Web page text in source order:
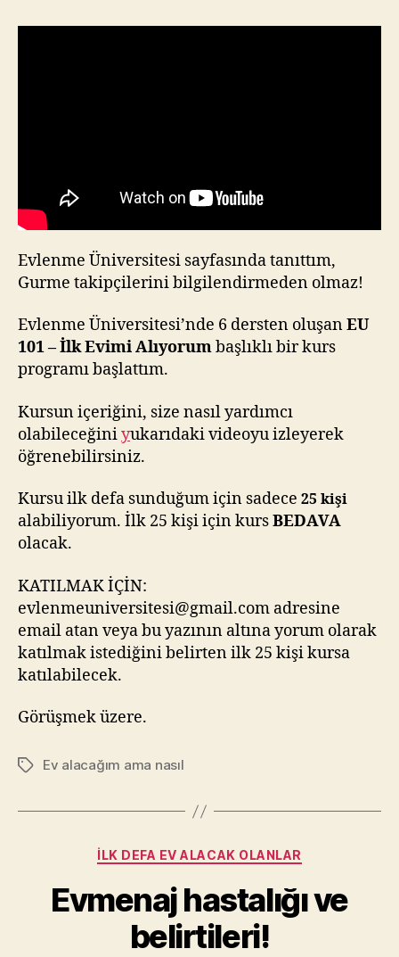
yine
Evlenme Üniversitesi sayfasında tanıttım,
Gurme takipçilerini bilgilendirmeden olmaz!
Evlenme Üniversitesi’nde 6 dersten oluşanEU
101 – İlk Evimi Alıyorumbaşlıklı bir kurs
programı başlattım.
Kursun içeriğini, size nasıl yardımcı
olabileceğiniyukarıdaki videoyu izleyerek
öğrenebilirsiniz.
Kursu ilk defa sunduğum için sadece 25 kişi
alabiliyorum. İlk 25 kişi için kursBEDAVA
olacak.
KATILMAK İÇİN:
evlenmeuniversitesi@gmail.com adresine
email atan veya bu yazının altına yorum olarak
katılmak istediğini belirten ilk 25 kişi kursa
katılabilecek.
Görüşmek üzere.
TagsEv alacağım ama nasıl
Categories
İLK DEFA EV ALACAK OLANLAR
Evmenaj hastalığı ve
belirtileri!